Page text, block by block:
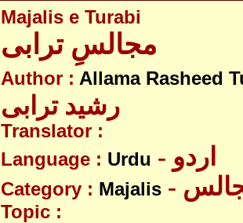
Majalis e Turabi
مجالسِ ترابی
Author : Allama Rasheed
رشید ترابی
Translator :
Language : Urdu - اردو
Category : Majalis
Topic :